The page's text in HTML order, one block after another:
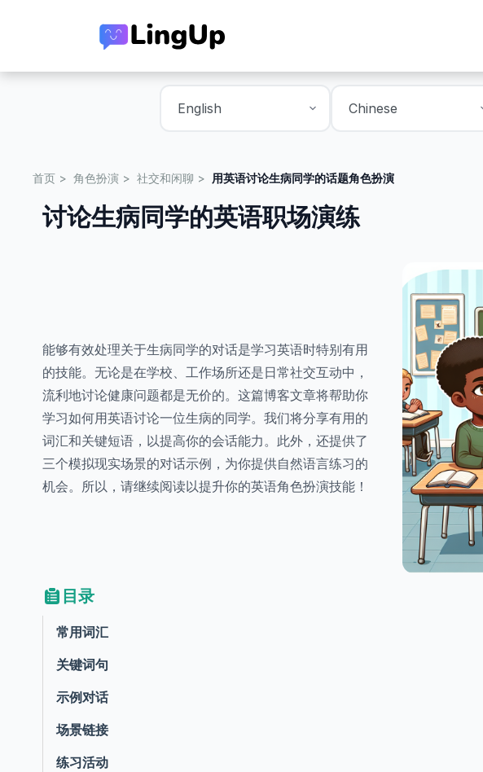
首页 角色扮演 社交和闲聊 用英语讨论生病同学的话题角色扮演
讨论生病同学的英语职场演练
能够有效处理关于生病同学的对话是学习英语时特别有用
的技能。无论是在学校、工作场所还是日常社交互动中，
流利地讨论健康问题都是无价的。这篇博客文章将帮助你
学习如何用英语讨论一位生病的同学。我们将分享有用的
词汇和关键短语，以提高你的会话能力。此外，还提供了
三个模拟现实场景的对话示例，为你提供自然语言练习的
机会。所以，请继续阅读以提升你的英语角色扮演技能！
目录
常用词汇
关键词句
示例对话
场景链接
练习活动